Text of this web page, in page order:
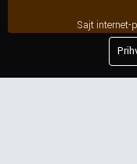
Sajt internet-